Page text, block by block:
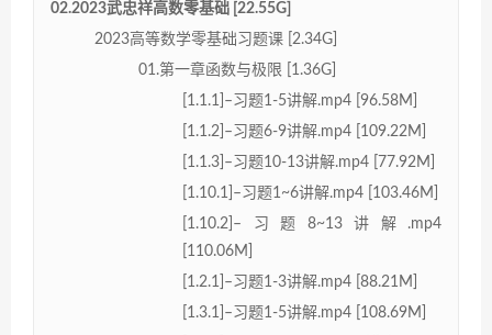
02.2023武忠祥高数零基础 [22.55G]
2023高等数学零基础习题课 [2.34G]
01.第一章函数与极限 [1.36G]
[1.1.1]–习题1-5讲解.mp4 [96.58M]
[1.1.2]–习题6-9讲解.mp4 [109.22M]
[1.1.3]–习题10-13讲解.mp4 [77.92M]
[1.10.1]–习题1~6讲解.mp4 [103.46M]
[1.10.2]–习题8~13讲解.mp4
[110.06M]
[1.2.1]–习题1-3讲解.mp4 [88.21M]
[1.3.1]–习题1-5讲解.mp4 [108.69M]